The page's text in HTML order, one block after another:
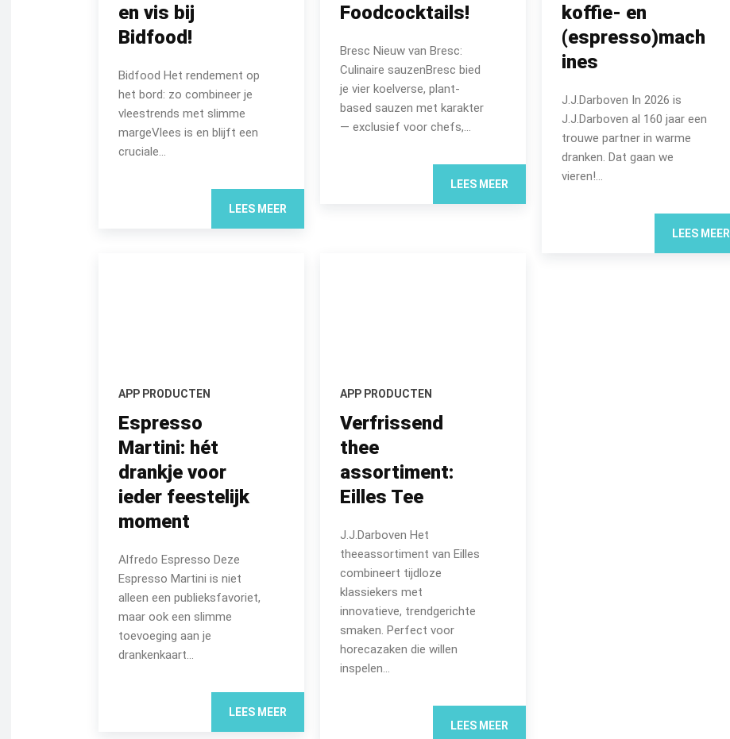
en vis bij
Bidfood!
Bidfood Het rendement op
het bord: zo combineer je
vleestrends met slimme
margeVlees is en blijft een
cruciale...
LEES MEER
Foodcocktails!
Bresc Nieuw van Bresc:
Culinaire sauzenBresc bied
je vier koelverse, plant-
based sauzen met karakter
— exclusief voor chefs,...
LEES MEER
koffie- en
(espresso)mach
ines
J.J.Darboven In 2026 is
J.J.Darboven al 160 jaar een
trouwe partner in warme
dranken. Dat gaan we
vieren!...
LEES MEER
APP PRODUCTEN
Espresso
Martini: hét
drankje voor
ieder feestelijk
moment
Alfredo Espresso Deze
Espresso Martini is niet
alleen een publieksfavoriet,
maar ook een slimme
toevoeging aan je
drankenkaart...
LEES MEER
APP PRODUCTEN
Verfrissend
thee
assortiment:
Eilles Tee
J.J.Darboven Het
theeassortiment van Eilles
combineert tijdloze
klassiekers met
innovatieve, trendgerichte
smaken. Perfect voor
horecazaken die willen
inspelen...
LEES MEER